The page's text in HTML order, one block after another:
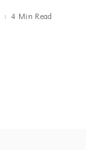
4 Min Read